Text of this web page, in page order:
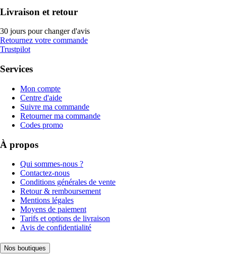
Livraison et retour
30 jours pour changer d'avis
Retournez votre commande
Trustpilot
Services
Mon compte
Centre d'aide
Suivre ma commande
Retourner ma commande
Codes promo
À propos
Qui sommes-nous ?
Contactez-nous
Conditions générales de vente
Retour & remboursement
Mentions légales
Moyens de paiement
Tarifs et options de livraison
Avis de confidentialité
Nos boutiques